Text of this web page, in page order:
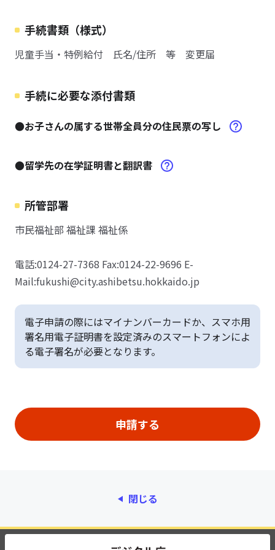
手続書類（様式）
児童手当・特例給付 氏名/住所 等 変更届
手続に必要な添付書類
●お子さんの属する世帯全員分の住民票の写し
●留学先の在学証明書と翻訳書
所管部署
市民福祉部 福祉課 福祉係
電話:0124-27-7368 Fax:0124-22-9696 E-
Mail:fukushi@city.ashibetsu.hokkaido.jp
電子申請の際にはマイナンバーカードか、スマホ用
署名用電子証明書を設定済みのスマートフォンによ
る電子署名が必要となります。
閉じる